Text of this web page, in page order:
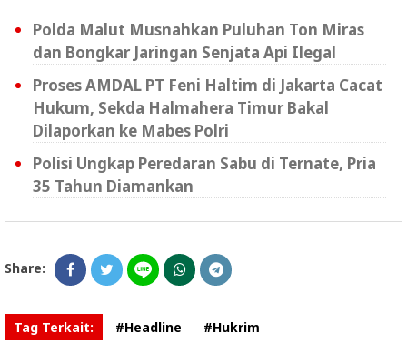
Polda Malut Musnahkan Puluhan Ton Miras
dan Bongkar Jaringan Senjata Api Ilegal
Proses AMDAL PT Feni Haltim di Jakarta Cacat
Hukum, Sekda Halmahera Timur Bakal
Dilaporkan ke Mabes Polri
Polisi Ungkap Peredaran Sabu di Ternate, Pria
35 Tahun Diamankan
Share:
Tag Terkait: #Headline #Hukrim